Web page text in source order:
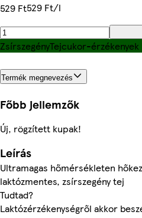
529 Ft529 Ft/l
ZsírszegényTejcukor-
Termék megnevezés
Főbb jellemzők
Új, rögzített kupak!
Leírás
Ultramagas hőmérsékleten
laktózmentes, zsírszegény tej
Tudtad?
Laktózérzékenységről akkor